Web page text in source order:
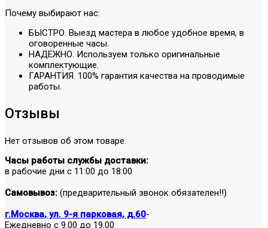
Почему выбирают нас:
БЫСТРО. Выезд мастера в любое удобное время, в
оговоренные часы.
НАДЕЖНО. Используем только оригинальные
комплектующие.
ГАРАНТИЯ. 100% гарантия качества на проводимые
работы.
Отзывы
Нет отзывов об этом товаре.
Часы работы службы доставки:
в рабочие дни с 11:00 до 18:00
Самовывоз: (предварительный звонок обязателен!!)
г.Москва, ул. 9-я парковая, д.60-
Ежедневно с 9.00 до 19.00